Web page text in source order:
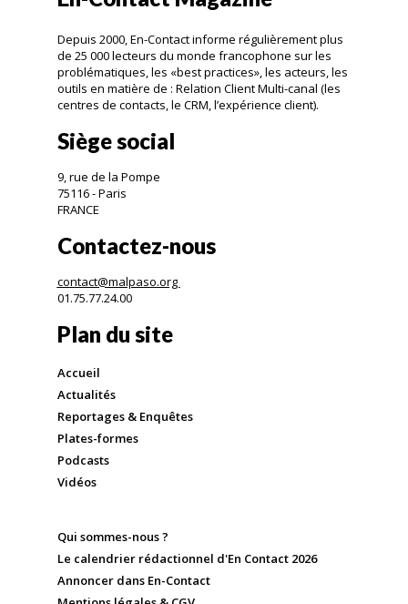
Depuis 2000, En-Contact informe régulièrement plus
de 25 000 lecteurs du monde francophone sur les
problématiques, les «best practices», les acteurs, les
outils en matière de : Relation Client Multi-canal (les
centres de contacts, le CRM, l’expérience client).
Siège social
9, rue de la Pompe
75116 - Paris
FRANCE
Contactez-nous
contact@malpaso.org
01.75.77.24.00
Plan du site
Accueil
Actualités
Reportages & Enquêtes
Plates-formes
Podcasts
Vidéos
Qui sommes-nous ?
Le calendrier rédactionnel d'En Contact 2026
Annoncer dans En-Contact